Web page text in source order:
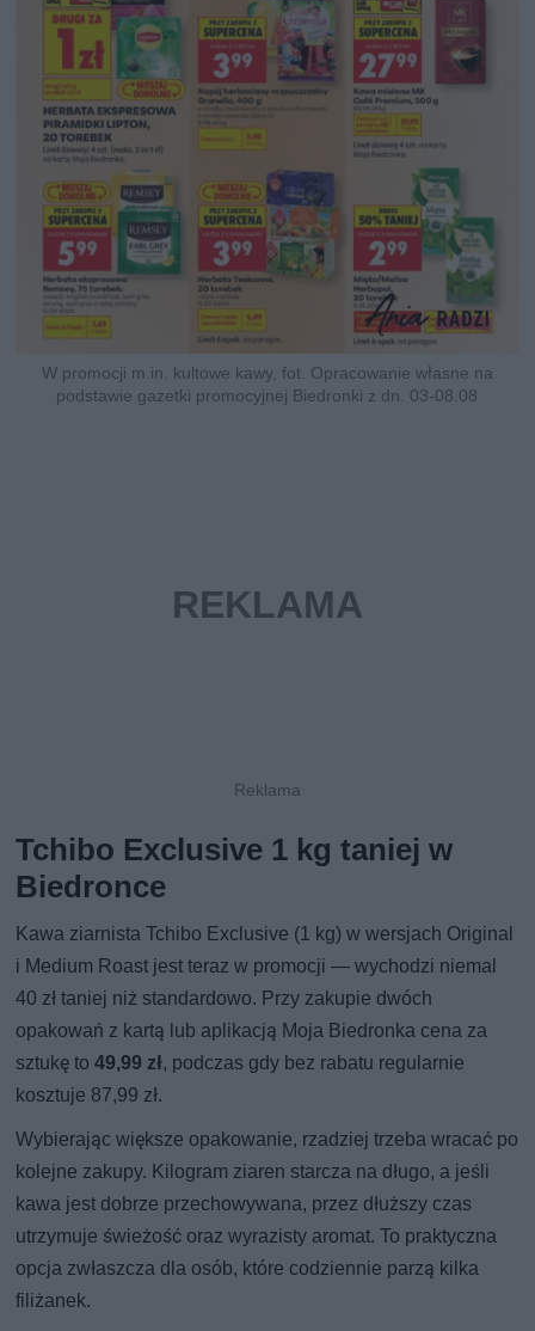
W promocji m.in. kultowe kawy, fot. Opracowanie własne na
podstawie gazetki promocyjnej Biedronki z dn. 03-08.08
Tchibo Exclusive 1 kg taniej w
Biedronce
Kawa ziarnista Tchibo Exclusive (1 kg) w wersjach Original
i Medium Roast jest teraz w promocji — wychodzi niemal
40 zł taniej niż standardowo. Przy zakupie dwóch
opakowań z kartą lub aplikacją Moja Biedronka cena za
sztukę to49,99 zł, podczas gdy bez rabatu regularnie
kosztuje 87,99 zł.
Wybierając większe opakowanie, rzadziej trzeba wracać po
kolejne zakupy. Kilogram ziaren starcza na długo, a jeśli
kawa jest dobrze przechowywana, przez dłuższy czas
utrzymuje świeżość oraz wyrazisty aromat. To praktyczna
opcja zwłaszcza dla osób, które codziennie parzą kilka
filiżanek.